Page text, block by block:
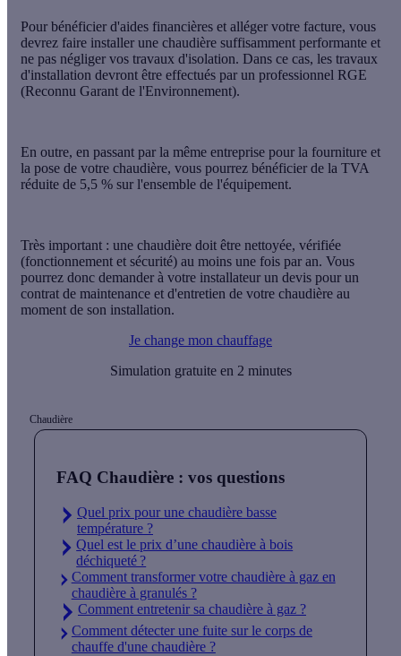
Pour bénéficier d'aides financières et alléger votre facture, vous
devrez faire installer une chaudière suffisamment performante et
ne pas négliger vos travaux d'isolation. Dans ce cas, les travaux
d'installation devront être effectués par un professionnel RGE
(Reconnu Garant de l'Environnement).
En outre, en passant par la même entreprise pour la fourniture et
la pose de votre chaudière, vous pourrez bénéficier de la TVA
réduite de 5,5 % sur l'ensemble de l'équipement.
Très important : une chaudière doit être nettoyée, vérifiée
(fonctionnement et sécurité) au moins une fois par an. Vous
pourrez donc demander à votre installateur un devis pour un
contrat de maintenance et d'entretien de votre chaudière au
moment de son installation.
Je change mon chauffage
Simulation gratuite en 2 minutes
Chaudière
FAQ Chaudière : vos questions
Quel prix pour une chaudière basse
température ?
Quel est le prix d’une chaudière à bois
déchiqueté ?
Comment transformer votre chaudière à gaz en
chaudière à granulés ?
Comment entretenir sa chaudière à gaz ?
Comment détecter une fuite sur le corps de
chauffe d'une chaudière ?